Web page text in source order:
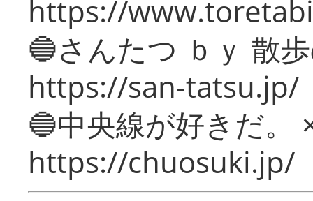
https://
🔵さんたつ ｂｙ 散
https://san-tatsu.jp/
🔵中央線が好きだ。
https://chuosuki.jp/